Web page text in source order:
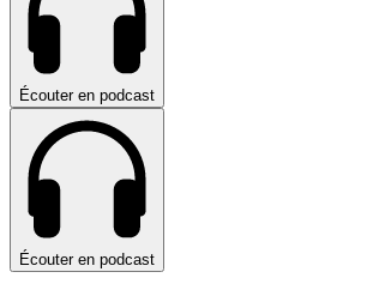
Écouter en podcast
Écouter en podcast